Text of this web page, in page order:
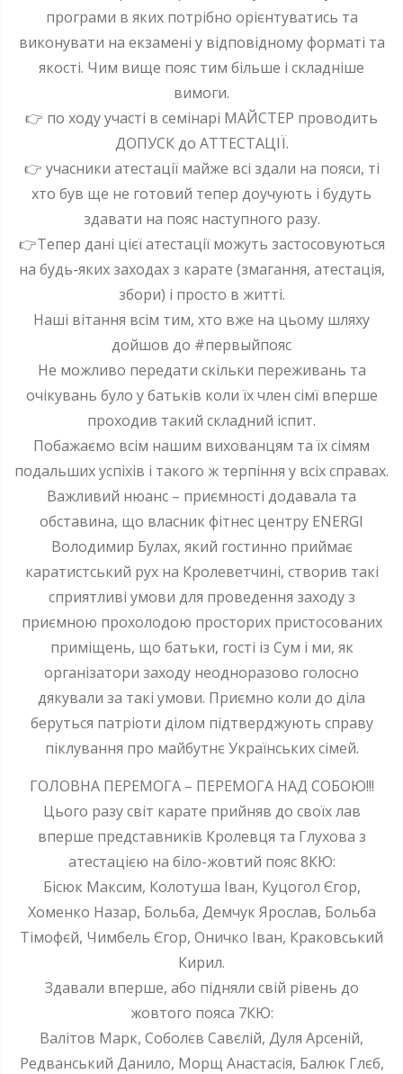
програми в яких потрібно орієнтуватись та
виконувати на екзамені у відповідному форматі та
якості. Чим вище пояс тим більше і складніше
вимоги.
👉 по ходу участі в семінарі МАЙСТЕР проводить
ДОПУСК до АТТЕСТАЦІЇ.
👉 учасники атестації майже всі здали на пояси, ті
хто був ще не готовий тепер доучують і будуть
здавати на пояс наступного разу.
👉Тепер дані цієї атестації можуть застосовуються
на будь-яких заходах з карате (змагання, атестація,
збори) і просто в житті.
Наші вітання всім тим, хто вже на цьому шляху
дойшов до #первыйпояс
Не можливо передати скільки переживань та
очікувань було у батьків коли їх член сімї вперше
проходив такий складний іспит.
Побажаємо всім нашим вихованцям та їх сімям
подальших успіхів і такого ж терпіння у всіх справах.
Важливий нюанс – приємності додавала та
обставина, що власник фітнес центру ENERGI
Володимир Булах, який гостинно приймає
каратистський рух на Кролеветчині, створив такі
сприятливі умови для проведення заходу з
приємною прохолодою просторих пристосованих
приміщень, що батьки, гості із Сум і ми, як
організатори заходу неодноразово голосно
дякували за такі умови. Приємно коли до діла
беруться патріоти ділом підтверджують справу
піклування про майбутнє Українських сімей.
ГОЛОВНА ПЕРЕМОГА – ПЕРЕМОГА НАД СОБОЮ!!!
Цього разу світ карате прийняв до своїх лав
вперше представників Кролевця та Глухова з
атестацією на біло-жовтий пояс 8КЮ:
Бісюк Максим, Колотуша Іван, Куцогол Єгор,
Хоменко Назар, Больба, Демчук Ярослав, Больба
Тімофєй, Чимбель Єгор, Оничко Іван, Краковський
Кирил.
Здавали вперше, або підняли свій рівень до
жовтого пояса 7КЮ:
Валітов Марк, Соболєв Савєлій, Дуля Арсеній,
Редванський Данило, Морщ Анастасія, Балюк Глєб,